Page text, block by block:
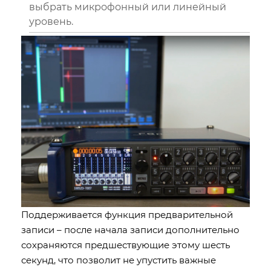
выбрать микрофонный или линейный
уровень.
Поддерживается функция предварительной
записи – после начала записи дополнительно
сохраняются предшествующие этому шесть
секунд, что позволит не упустить важные